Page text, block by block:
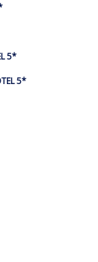
5*
5*